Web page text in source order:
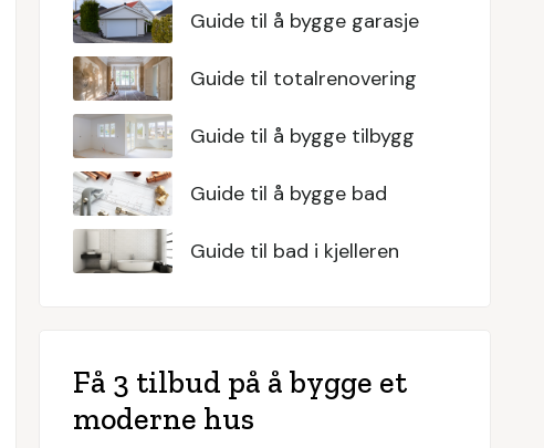
Guide til å bygge garasje
Guide til totalrenovering
Guide til å bygge tilbygg
Guide til å bygge bad
Guide til bad i kjelleren
Få 3 tilbud på å bygge et
moderne hus